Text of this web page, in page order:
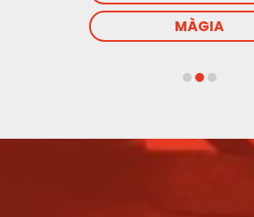
MÀGIA